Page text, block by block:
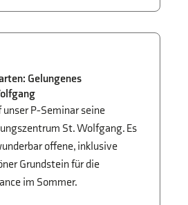
Gelungenes
P-Seminar seine
St. Wolfgang. Es
offene, inklusive
Grundstein für die
im Sommer.